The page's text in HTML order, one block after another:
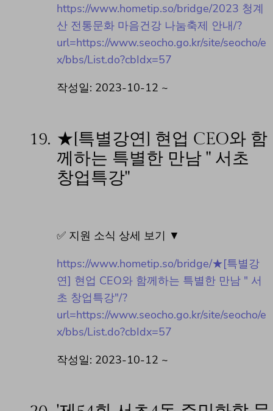
https://www.hometip.so/bridge/2023 청계
산 전통문화 마음건강 나눔축제 안내/?
url=https://www.seocho.go.kr/site/seocho/e
x/bbs/List.do?cbIdx=57
작성일: 2023-10-12 ~
19. ★[특별강연] 현업 CEO와 함
께하는 특별한 만남 " 서초
창업특강"
✅ 지원 소식 상세 보기 ▼
https://www.hometip.so/bridge/★[특별강
연] 현업 CEO와 함께하는 특별한 만남 " 서
초 창업특강"/?
url=https://www.seocho.go.kr/site/seocho/e
x/bbs/List.do?cbIdx=57
작성일: 2023-10-12 ~